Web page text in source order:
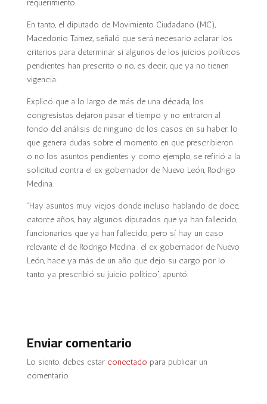
requerimiento.
En tanto, el diputado de Movimiento Ciudadano (MC),
Macedonio Tamez, señaló que será necesario aclarar los
criterios para determinar si algunos de los juicios políticos
pendientes han prescrito o no, es decir, que ya no tienen
vigencia.
Explicó que a lo largo de más de una década, los
congresistas dejaron pasar el tiempo y no entraron al
fondo del análisis de ninguno de los casos en su haber, lo
que genera dudas sobre el momento en que prescribieron
o no los asuntos pendientes y como ejemplo, se refirió a la
solicitud contra el ex gobernador de Nuevo León, Rodrigo
Medina.
“Hay asuntos muy viejos donde incluso hablando de doce,
catorce años, hay algunos diputados que ya han fallecido,
funcionarios que ya han fallecido, pero sí hay un caso
relevante, el de Rodrigo Medina , el ex gobernador de Nuevo
León, hace ya más de un año que dejo su cargo por lo
tanto ya prescribió su juicio político”, apuntó.
Enviar comentario
Lo siento, debes estar conectado para publicar un
comentario.